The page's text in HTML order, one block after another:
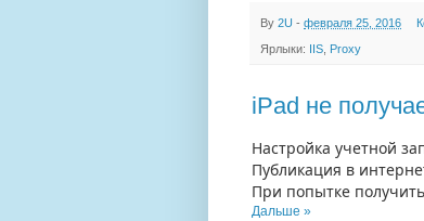
By 2U - февраля 25, 2016
Ярлыки: IIS Proxy
iPad не
Настройка учетной
Публикация в
При попытке
Дальше »